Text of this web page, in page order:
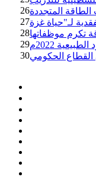
26المتجددة
27
28تكرم موظفاتها
29
2022م
30